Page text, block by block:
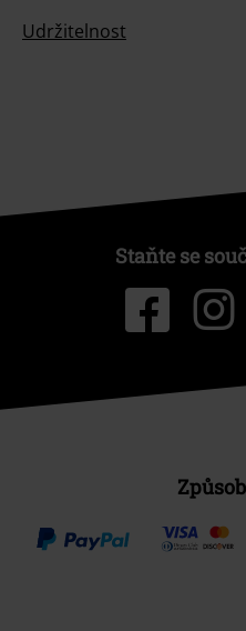
Udržitelnost
Staňte se